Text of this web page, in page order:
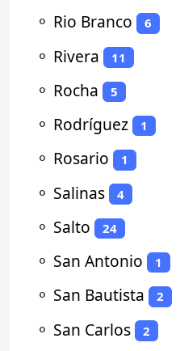
⚬ Rio Branco 6
⚬ Rivera 11
⚬ Rocha 5
⚬ Rodríguez 1
⚬ Rosario 1
⚬ Salinas 4
⚬ Salto 24
⚬ San Antonio 1
⚬ San Bautista 2
⚬ San Carlos 2